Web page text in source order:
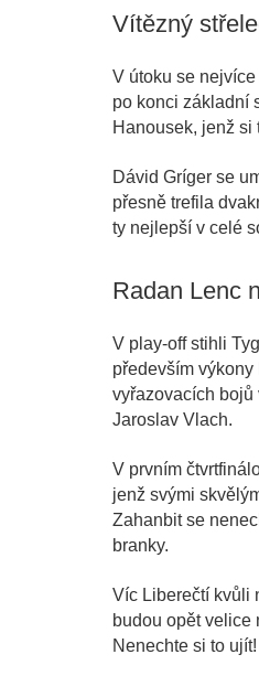
Vítězný
V útoku se
po konci základní
Hanousek, jenž si
Dávid Gríger se
přesně trefila
ty nejlepší v celé
Radan Lenc
V play-off stihli
především
vyřazovacích bojů
Jaroslav Vlach.
V prvním
jenž svými
Zahanbit se
branky.
Víc Liberečtí kvůli
budou opět velice
Nenechte si to ujít!